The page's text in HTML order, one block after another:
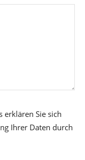
erklären Sie sich
Ihrer Daten durch